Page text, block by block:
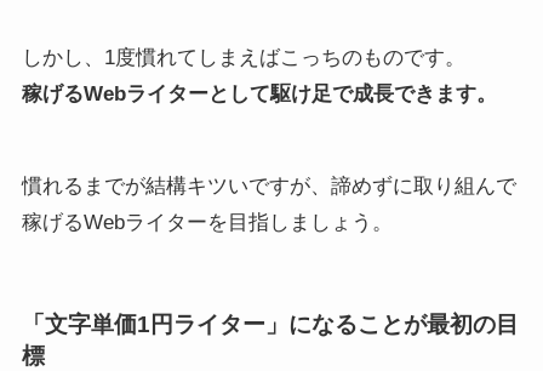
しかし、1度慣れてしまえばこっちのものです。
稼げるWebライターとして駆け足で成長できます。
慣れるまでが結構キツいですが、諦めずに取り組んで
稼げるWebライターを目指しましょう。
「文字単価1円ライター」になることが最初の目
標